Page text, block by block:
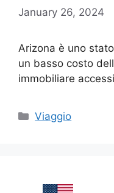
January 26, 2024
Arizona è uno
un basso costo
immobiliare
Categories
Viaggio